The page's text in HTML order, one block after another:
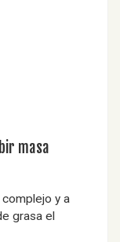
masa
y a
grasa el